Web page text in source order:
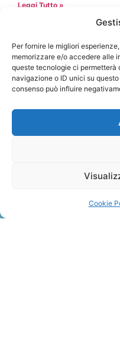
Per fornire le migliori
memorizzare e/o accedere alle
queste tecnologie ci permetterà
navigazione o ID unici su
consenso può influire
Cookie
Leggi Tutto »